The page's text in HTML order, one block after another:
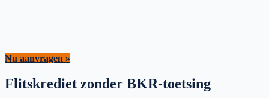
Nu aanvragen »
Flitskrediet zonder BKR-toetsing